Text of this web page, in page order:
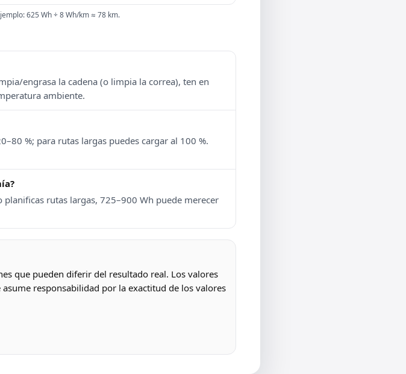
625 Wh ÷ 8 Wh/km ≈ 78 km.
engrasa la cadena (o limpia la correa), ten en
ambiente.
%; para rutas largas puedes cargar al 100 %.
rutas largas, 725–900 Wh puede merecer
que pueden diferir del resultado real. Los valores
responsabilidad por la exactitud de los valores